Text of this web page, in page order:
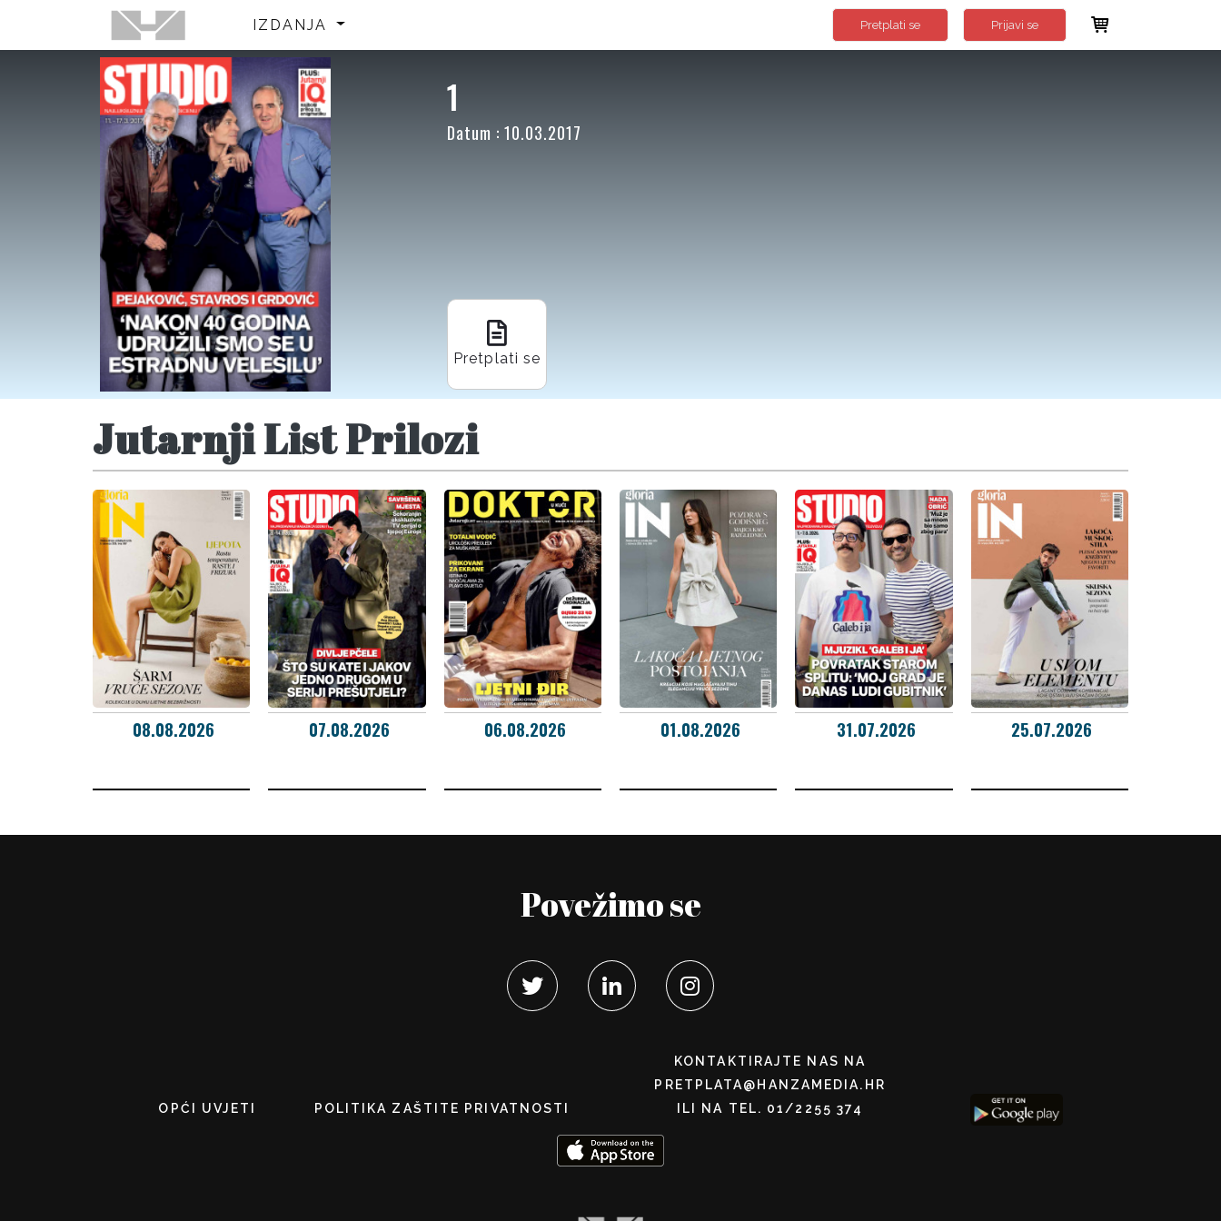
IZDANJA Pretplati se Prijavi se
1
Datum : 10.03.2017
Pretplati se
Jutarnji List Prilozi
08.08.2026 07.08.2026 06.08.2026 01.08.2026 31.07.2026 25.07.2026
Povežimo se
OPĆI UVJETI POLITIKA ZAŠTITE PRIVATNOSTI
KONTAKTIRAJTE NAS NA
PRETPLATA@HANZAMEDIA.HR
ILI NA TEL. 01/2255 374